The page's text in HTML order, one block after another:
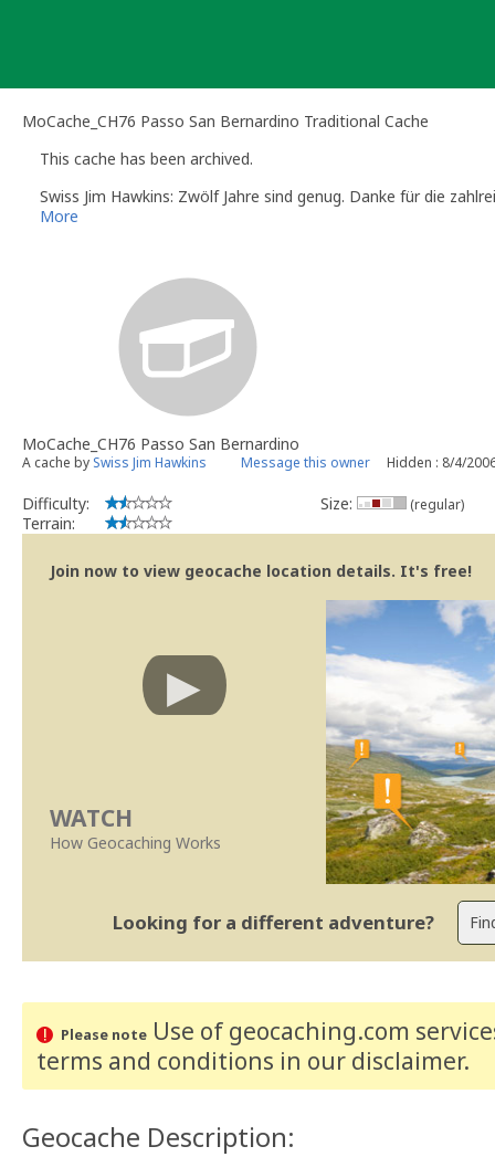
MoCache_CH76 Passo San Bernardino Traditional Cache
This cache has been archived.
Swiss Jim Hawkins: Zwölf Jahre sind genug. Danke für die
More
MoCache_CH76 Passo San Bernardino
A cache by Swiss Jim Hawkins Message this owner Hidden : 8/4/
Difficulty:
Terrain:
Size: (regular)
Join now to view geocache location details. It's free!
WATCH
How Geocaching Works
Looking for a different adventure?
Please noteUse of geocaching.com
terms and conditions in our disclaimer.
Geocache Description: